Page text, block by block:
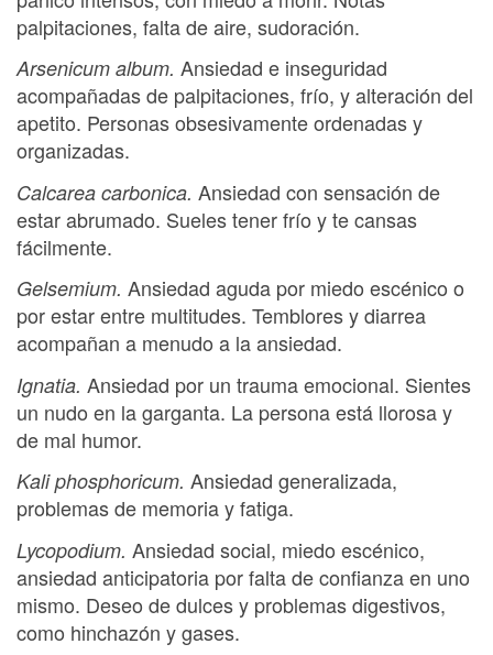
palpitaciones, falta de aire, sudoración.
Arsenicum album. Ansiedad e inseguridad
acompañadas de palpitaciones, frío, y alteración del
apetito. Personas obsesivamente ordenadas y
organizadas.
Calcarea carbonica. Ansiedad con sensación de
estar abrumado. Sueles tener frío y te cansas
fácilmente.
Gelsemium. Ansiedad aguda por miedo escénico o
por estar entre multitudes. Temblores y diarrea
acompañan a menudo a la ansiedad.
Ignatia. Ansiedad por un trauma emocional. Sientes
un nudo en la garganta. La persona está llorosa y
de mal humor.
Kali phosphoricum. Ansiedad generalizada,
problemas de memoria y fatiga.
Lycopodium. Ansiedad social, miedo escénico,
ansiedad anticipatoria por falta de confianza en uno
mismo. Deseo de dulces y problemas digestivos,
como hinchazón y gases.